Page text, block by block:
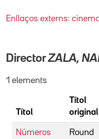
Enllaços externs:
DirectorZALA,
1 elements
Títol
Títol
original
Números
Round